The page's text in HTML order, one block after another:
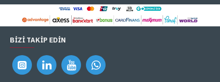
BIZI TAKIP EDIN